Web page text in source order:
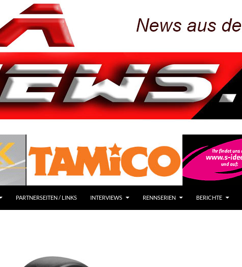
PARTNERSEITEN / LINKS INTERVIEWS RENNSERIEN BERICHTE